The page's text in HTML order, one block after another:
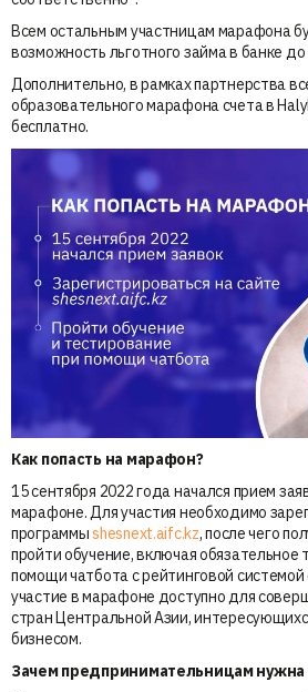
Всем остальным участницам марафона
возможность льготного займа в банке до
Дополнительно, в рамках партнерства
образовательного марафона счета в
бесплатно.
Как попасть на марафон?
15 сентября 2022 года начался прием
марафоне. Для участия необходимо
программыshesnext.aifc.kz, после чего
пройти обучение, включая обязательное
помощи чатбота с рейтинговой
участие в марафоне доступно для
стран Центральной Азии,
бизнесом.
Зачем предпринимательницам